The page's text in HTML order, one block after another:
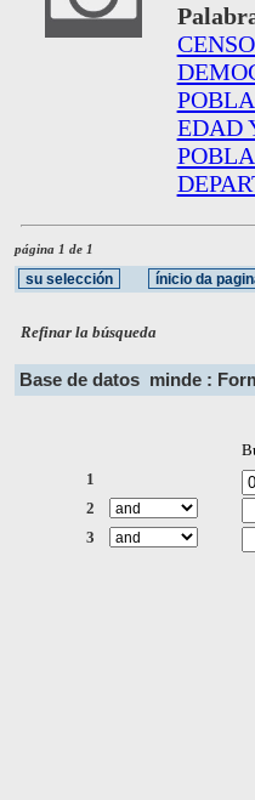
EDAD
página 1 de 1
Refinar la búsqueda
Base de datos minde :
1
2
3